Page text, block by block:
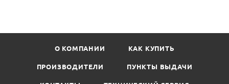
О КОМПАНИИ КАК КУПИТЬ
ПРОИЗВОДИТЕЛИ ПУНКТЫ ВЫДАЧИ